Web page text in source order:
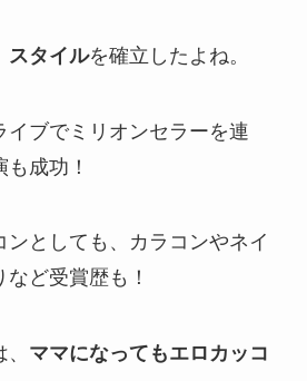
スタイルを確立したよね。
イブでミリオンセラーを連
成功！
ンとしても、カラコンやネイ
ど受賞歴も！
ママになってもエロカッコ